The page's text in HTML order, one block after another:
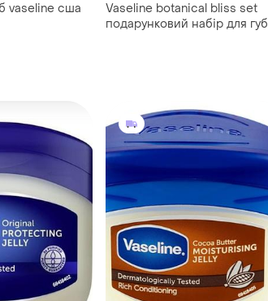
vaseline сша
Vaseline botanical bliss set
подарунковий набір для губ